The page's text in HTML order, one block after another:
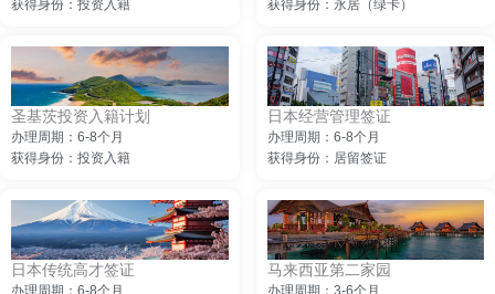
获得身份：投资入籍
获得身份：永居（绿卡）
圣基茨投资入籍计划
办理周期：6-8个月
获得身份：投资入籍
日本经营管理签证
办理周期：6-8个月
获得身份：居留签证
日本传统高才签证
办理周期：6-8个月
马来西亚第二家园
办理周期：3-6个月